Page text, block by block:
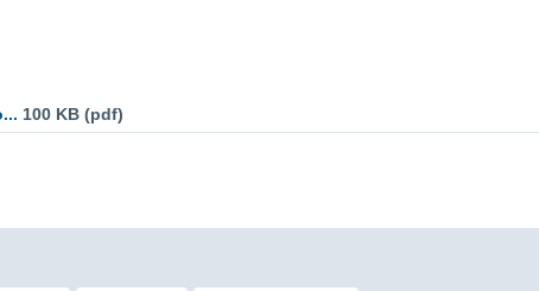
100 KB (pdf)